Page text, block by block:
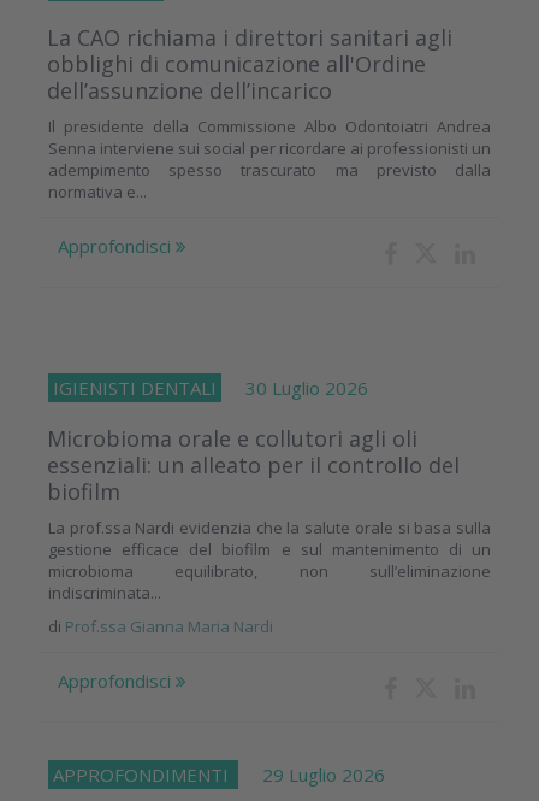
La CAO richiama i direttori sanitari agli
obblighi di comunicazione all'Ordine
dell’assunzione dell’incarico
Il presidente della Commissione Albo Odontoiatri Andrea
Senna interviene sui social per ricordare ai professionisti un
adempimento spesso trascurato ma previsto dalla
normativa e...
Approfondisci
IGIENISTI DENTALI 30 Luglio 2026
Microbioma orale e collutori agli oli
essenziali: un alleato per il controllo del
biofilm
La prof.ssa Nardi evidenzia che la salute orale si basa sulla
gestione efficace del biofilm e sul mantenimento di un
microbioma equilibrato, non sull’eliminazione
indiscriminata...
di Prof.ssa Gianna Maria Nardi
Approfondisci
APPROFONDIMENTI 29 Luglio 2026